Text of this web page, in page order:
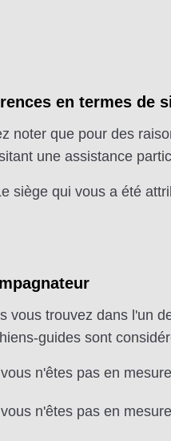
en termes de
noter que pour des
une assistance
siège qui vous a été
vous trouvez dans l'un
guides sont
n'êtes pas en
n'êtes pas en